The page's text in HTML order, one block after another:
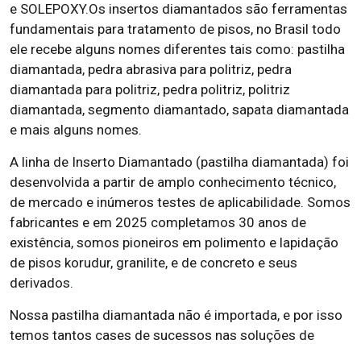
e SOLEPOXY.Os insertos diamantados são ferramentas
fundamentais para tratamento de pisos, no Brasil todo
ele recebe alguns nomes diferentes tais como: pastilha
diamantada, pedra abrasiva para politriz, pedra
diamantada para politriz, pedra politriz, politriz
diamantada, segmento diamantado, sapata diamantada
e mais alguns nomes.
A linha de Inserto Diamantado (pastilha diamantada) foi
desenvolvida a partir de amplo conhecimento técnico,
de mercado e inúmeros testes de aplicabilidade. Somos
fabricantes e em 2025 completamos 30 anos de
existência, somos pioneiros em polimento e lapidação
de pisos korudur, granilite, e de concreto e seus
derivados.
Nossa pastilha diamantada não é importada, e por isso
temos tantos cases de sucessos nas soluções de